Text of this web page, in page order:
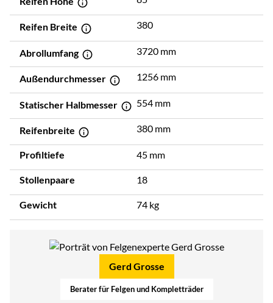
Reifen Breite 380
Abrollumfang 3720 mm
Außendurchmesser 1256 mm
Statischer Halbmesser 554 mm
Reifenbreite 380 mm
Profiltiefe 45 mm
Stollenpaare 18
Gewicht 74 kg
Gerd Grosse
Berater für Felgen und Kompletträder